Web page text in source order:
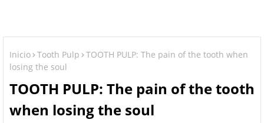
Inicio Tooth Pulp
TOOTH PULP: The pain of the tooth when
losing the soul
TOOTH PULP: The pain of the tooth
when losing the soul